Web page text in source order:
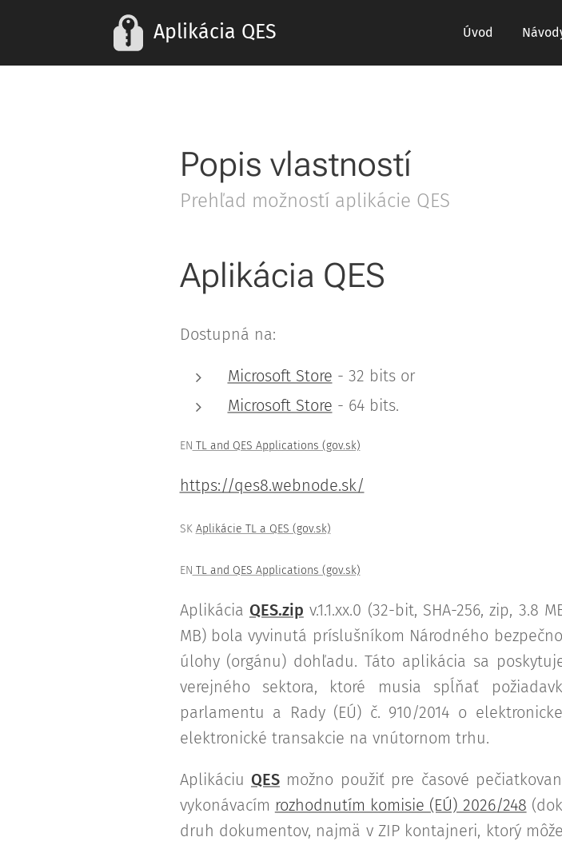
Aplikácia QES Úvod
Popis vlastností
Prehľad možností aplikácie QES
Aplikácia QES
Dostupná na:
Microsoft Store - 32 bits or
Microsoft Store - 64 bits.
EN TL and QES Applications (gov.sk)
https://qes8.webnode.sk/
SK Aplikácie TL a QES (gov.sk)
EN TL and QES Applications (gov.sk)
Aplikácia QES.zip v.1.1.xx.0 (32-bit, SHA-256, zip, 3.8
MB) bola vyvinutá príslušníkom Národného
úlohy (orgánu) dohľadu. Táto aplikácia sa
verejného sektora, ktoré musia spĺňať
parlamentu a Rady (EÚ) č. 910/2014 o
elektronické transakcie na vnútornom trhu.
Aplikáciu QESmožno použiť pre časové
vykonávacím rozhodnutím komisie (EÚ) 2026/248
druh dokumentov, najmä v ZIP kontajneri, ktorý